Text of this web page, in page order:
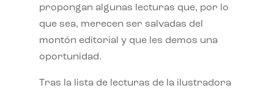
propongan algunas lecturas que, por lo
que sea, merecen ser salvadas del
montón editorial y que les demos una
oportunidad.
Tras la lista de lecturas de la ilustradora